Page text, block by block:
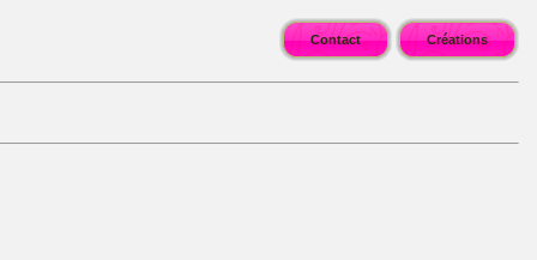
Contact Créations